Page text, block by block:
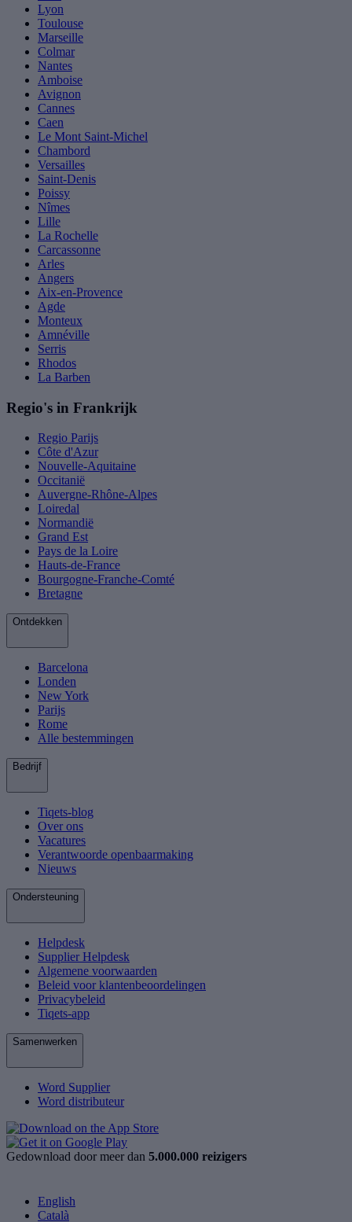
Lyon
Toulouse
Marseille
Colmar
Nantes
Amboise
Avignon
Cannes
Caen
Le Mont Saint-Michel
Chambord
Versailles
Saint-Denis
Poissy
Nîmes
Lille
La Rochelle
Carcassonne
Arles
Angers
Aix-en-Provence
Agde
Monteux
Amnéville
Serris
Rhodos
La Barben
Regio's in Frankrijk
Regio Parijs
Côte d'Azur
Nouvelle-Aquitaine
Occitanië
Auvergne-Rhône-Alpes
Loiredal
Normandië
Grand Est
Pays de la Loire
Hauts-de-France
Bourgogne-Franche-Comté
Bretagne
Ontdekken
Barcelona
Londen
New York
Parijs
Rome
Alle bestemmingen
Bedrijf
Tiqets-blog
Over ons
Vacatures
Verantwoorde openbaarmaking
Nieuws
Ondersteuning
Helpdesk
Supplier Helpdesk
Algemene voorwaarden
Beleid voor klantenbeoordelingen
Privacybeleid
Tiqets-app
Samenwerken
Word Supplier
Word distributeur
Gedownload door meer dan 5.000.000 reizigers
English
Català